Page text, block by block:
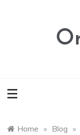
Home » Blog »